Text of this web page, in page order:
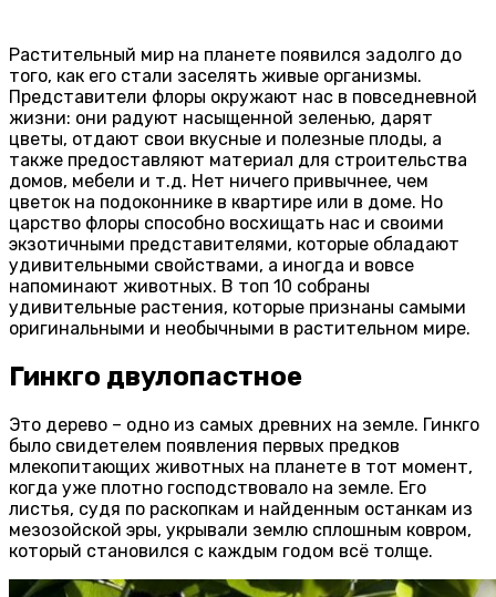
Растительный мир на планете появился задолго до
того, как его стали заселять живые организмы.
Представители флоры окружают нас в повседневной
жизни: они радуют насыщенной зеленью, дарят
цветы, отдают свои вкусные и полезные плоды, а
также предоставляют материал для строительства
домов, мебели и т.д. Нет ничего привычнее, чем
цветок на подоконнике в квартире или в доме. Но
царство флоры способно восхищать нас и своими
экзотичными представителями, которые обладают
удивительными свойствами, а иногда и вовсе
напоминают животных. В топ 10 собраны
удивительные растения, которые признаны самыми
оригинальными и необычными в растительном мире.
Гинкго двулопастное
Это дерево – одно из самых древних на земле. Гинкго
было свидетелем появления первых предков
млекопитающих животных на планете в тот момент,
когда уже плотно господствовало на земле. Его
листья, судя по раскопкам и найденным останкам из
мезозойской эры, укрывали землю сплошным ковром,
который становился с каждым годом всё толще.